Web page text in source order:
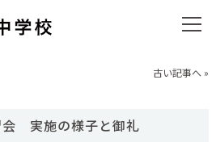
古い記事へ »
会 実施の様子と御礼